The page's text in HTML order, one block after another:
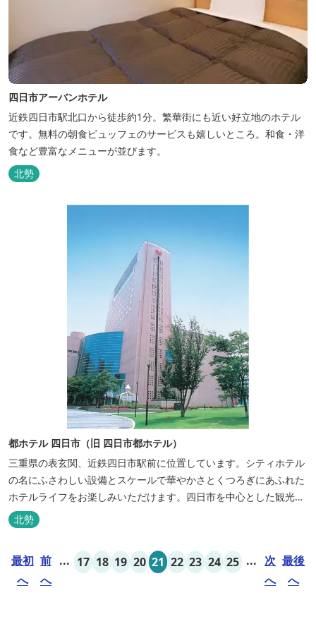
四日市アーバンホテル
近鉄四日市駅北口から徒歩約1分。繁華街にも近い好立地のホテル
です。無料の朝食ビュッフェのサービスも嬉しいところ。和食・洋
食など豊富なメニューが並びます。
北勢
都ホテル 四日市（旧 四日市都ホテル）
三重県の表玄関、近鉄四日市駅前に位置しています。シティホテル
の名にふさわしい設備とスケールで華やかさとくつろぎにあふれた
ホテルライフをお楽しみいただけます。四日市を中心とした観光、
ビジネス、会議やゴルフ場などへの基点として便利にご利用いただ
けます。
北勢
最初
へ
前
へ
... 17 18 19 20 21 22 23 24 25 ... 次
へ
最後
へ